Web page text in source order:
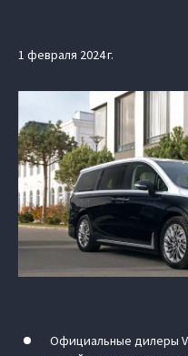
1 февраля 2024 г.
Официальные дилеры